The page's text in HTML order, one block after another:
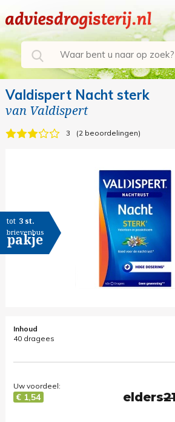
Valdispert Nacht sterk
van Valdispert
3 2 beoordelingen
tot 3 st.
brievenbus
pakje
Inhoud
40 dragees
elders
Uw voordeel:
€ 1,54